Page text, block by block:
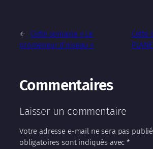
←
Cette semaine « Le
promeneur d’oiseau »
Cette
Commentaires
Laisser un commentaire
Votre adresse e-mail ne sera pas
obligatoires sont indiqués avec*